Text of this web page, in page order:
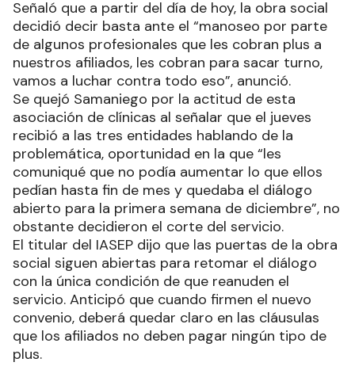
Señaló que a partir del día de hoy, la obra social
decidió decir basta ante el “manoseo por parte
de algunos profesionales que les cobran plus a
nuestros afiliados, les cobran para sacar turno,
vamos a luchar contra todo eso”, anunció.
Se quejó Samaniego por la actitud de esta
asociación de clínicas al señalar que el jueves
recibió a las tres entidades hablando de la
problemática, oportunidad en la que “les
comuniqué que no podía aumentar lo que ellos
pedían hasta fin de mes y quedaba el diálogo
abierto para la primera semana de diciembre”, no
obstante decidieron el corte del servicio.
El titular del IASEP dijo que las puertas de la obra
social siguen abiertas para retomar el diálogo
con la única condición de que reanuden el
servicio. Anticipó que cuando firmen el nuevo
convenio, deberá quedar claro en las cláusulas
que los afiliados no deben pagar ningún tipo de
plus.